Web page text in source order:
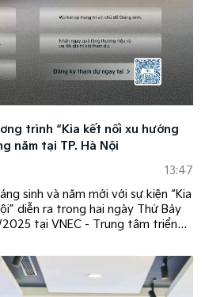
trình “Kia kết nối xu hướng
năm tại TP. Hà Nội
13:47
sinh và năm mới với sự kiện “Kia
diễn ra trong hai ngày Thứ Bảy
tại VNEC - Trung tâm triển